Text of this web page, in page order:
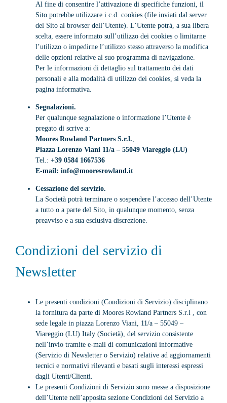
Al fine di consentire l’attivazione di specifiche funzioni, il
Sito potrebbe utilizzare i c.d. cookies (file inviati dal server
del Sito al browser dell’Utente). L’Utente potrà, a sua libera
scelta, essere informato sull’utilizzo dei cookies o limitarne
l’utilizzo o impedirne l’utilizzo stesso attraverso la modifica
delle opzioni relative al suo programma di navigazione.
Per le informazioni di dettaglio sul trattamento dei dati
personali e alla modalità di utilizzo dei cookies, si veda la
pagina informativa.
Segnalazioni.
Per qualunque segnalazione o informazione l’Utente è
pregato di scrive a:
Moores Rowland Partners S.r.l.,
Piazza Lorenzo Viani 11/a – 55049 Viareggio (LU)
Tel.: +39 0584 1667536
E-mail: info@mooresrowland.it
Cessazione del servizio.
La Società potrà terminare o sospendere l’accesso dell’Utente
a tutto o a parte del Sito, in qualunque momento, senza
preavviso e a sua esclusiva discrezione.
Condizioni del servizio di
Newsletter
Le presenti condizioni (Condizioni di Servizio) disciplinano
la fornitura da parte di Moores Rowland Partners S.r.l , con
sede legale in piazza Lorenzo Viani, 11/a – 55049 –
Viareggio (LU) Italy (Società), del servizio consistente
nell’invio tramite e-mail di comunicazioni informative
(Servizio di Newsletter o Servizio) relative ad aggiornamenti
tecnici e normativi rilevanti e basati sugli interessi espressi
dagli Utenti/Clienti.
Le presenti Condizioni di Servizio sono messe a disposizione
dell’Utente nell’apposita sezione Condizioni del Servizio a